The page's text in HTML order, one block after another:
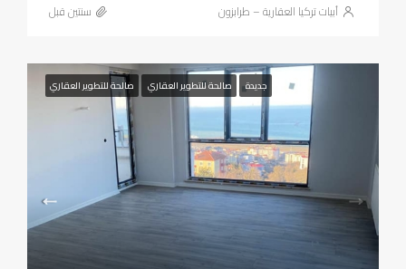
أبيات تركيا العقارية – طرابزون ‏سنتين قبل
جديدة صالحة للتطوير العقاري صالحة للتطوير العقاري